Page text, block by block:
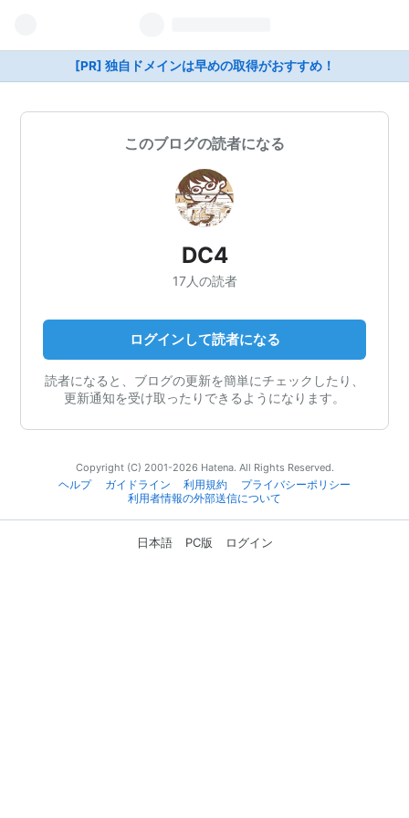
[PR] 独自ドメインは早めの取得がおすすめ！
このブログの読者になる
DC4
17人の読者
ログインして読者になる
読者になると、ブログの更新を簡単にチェックしたり、
更新通知を受け取ったりできるようになります。
Copyright (C) 2001-2026 Hatena. All Rights Reserved.
ヘルプ
ガイドライン 利用規約
プライバシーポリシー
利用者情報の外部送信について
日本語 PC版 ログイン